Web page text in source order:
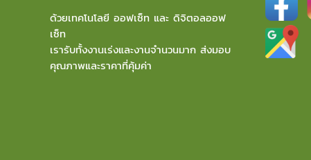
ด้วยเทคโนโลยี ออฟเซ็ท และ ดิจิตอลออฟ
เซ็ท
เรารับทั้งงานเร่งและงานจำนวนมาก ส่งมอบ
คุณภาพและราคาที่คุ้มค่า